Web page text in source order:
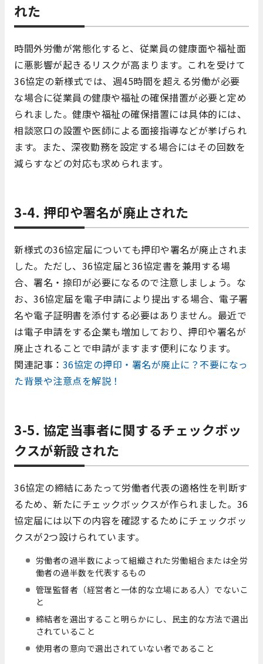
れた
時間外労働が常態化すると、従業員の健康面や福祉面
に悪影響が起きるリスクが高まります。これを受けて
36協定の新様式では、週45時間を超える労働が必要
な場合に従業員の健康や福祉の確保措置が必要と定め
られました。健康や福祉の確保措置には具体的には、
相談窓口の設置や医師による面接指導などが挙げられ
ます。また、深夜勤務を設定する場合にはその回数を
減らすなどの対応も求められます。
3-4. 押印や署名が廃止された
新様式の36協定届についても押印や署名が廃止されま
した。ただし、36協定届と36協定書を兼用する場
合、署名・捺印が必要になるので注意しましょう。な
お、36協定届を電子申請により提出する場合、電子署
名や電子証明書を添付する必要はありません。最近で
は電子申請をする企業も増加しており、押印や署名が
廃止されることで申請がますます便利になります。
関連記事： 36協定の押印・署名が廃止に？不要になっ
た背景や注意点を解説！
3-5. 協定当事者に関するチェックボッ
クスが新設された
36協定の締結にあたって労働者代表の適格性を判断す
るため、新たにチェックボックスが作られました。36
協定届には以下の内容を確認するためにチェックボッ
クスが2つ設けられています。
労働者の過半数によって組織された労働組合または全労
働者の過半数を代表するもの
管理監督者（経営者と一体的な立場にある人）でないこ
と
締結者を選出すること明らかにし、民主的な方法で選出
されていること
使用者の意向で選出されていない者であること